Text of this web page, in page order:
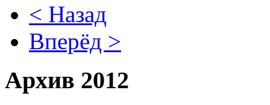
< Назад
Вперёд >
Архив 2012